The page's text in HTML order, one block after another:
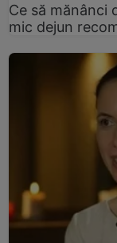
Ce să mănânci
mic dejun